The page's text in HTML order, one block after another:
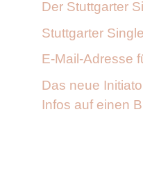
Der Stuttgarter
Stuttgarter
E-Mail-Adresse
Das neue
Infos auf einen